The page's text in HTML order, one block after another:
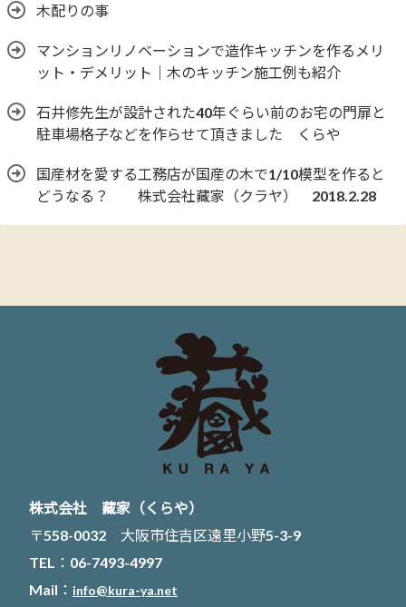
木配りの事
マンションリノベーションで造作キッチンを作るメリ
ット・デメリット｜木のキッチン施工例も紹介
石井修先生が設計された40年ぐらい前のお宅の門扉と
駐車場格子などを作らせて頂きました くらや
国産材を愛する工務店が国産の木で1/10模型を作ると
どうなる？ 株式会社藏家（クラヤ） 2018.2.28
株式会社 藏家（くらや）
〒558-0032 大阪市住吉区遠里小野5-3-9
TEL：06-7493-4997
Mail： info@kura-ya.net